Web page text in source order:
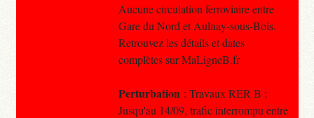
Aucune circulation ferroviaire entre
Gare du Nord et Aulnay-sous-Bois.
Retrouvez les détails et dates
complètes sur MaLigneB.fr
Perturbation : Travaux RER B :
Jusqu'au 14/09, trafic interrompu entre